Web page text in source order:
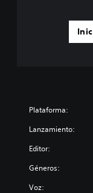
Plataforma:
Lanzamiento:
Editor:
Géneros:
Voz: